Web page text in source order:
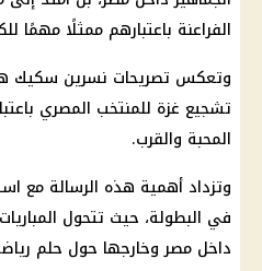
الفراعنة باعتبارهم ممثلًا مهمًا
وتعكس تصريحات نسرين سكيك
تشجيع غزة للمنتخب المصري
المحبة والقرب.
وتزداد أهمية هذه الرسالة مع
في البطولة، حيث تتحول
داخل مصر وخارجها حول حلم